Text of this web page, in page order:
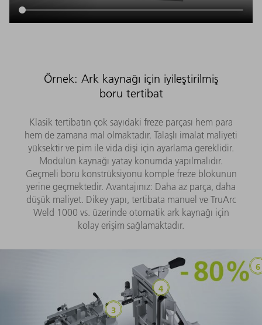
Örnek: Ark kaynağı için iyileştirilmiş
boru tertibat
Klasik tertibatın çok sayıdaki freze parçası hem para
hem de zamana mal olmaktadır. Talaşlı imalat maliyeti
yüksektir ve pim ile vida dişi için ayarlama gereklidir.
Modülün kaynağı yatay konumda yapılmalıdır.
Geçmeli boru konstrüksiyonu komple freze blokunun
yerine geçmektedir. Avantajınız: Daha az parça, daha
düşük maliyet. Dikey yapı, tertibata manuel ve TruArc
Weld 1000 vs. üzerinde otomatik ark kaynağı için
kolay erişim sağlamaktadır.